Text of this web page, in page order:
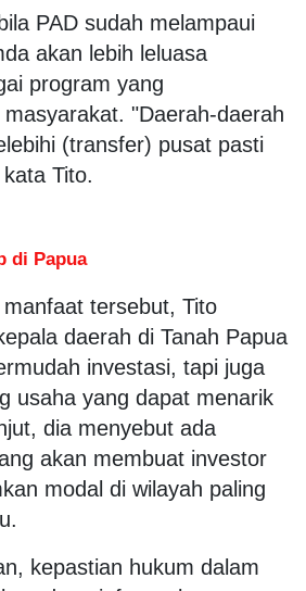
PAD sudah melampaui
akan lebih leluasa
program yang
"Daerah-daerah
(transfer) pusat pasti
Tito.
di Papua
tersebut, Tito
daerah di Tanah Papua
investasi, tapi juga
usaha yang dapat menarik
dia menyebut ada
akan membuat investor
modal di wilayah paling
kepastian hukum dalam